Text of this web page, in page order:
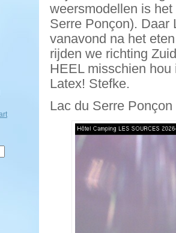
weersmodellen is
Serre Ponçon). Daar
vanavond na het
rijden we richting
HEEL misschien
Latex! Stefke.
Lac du Serre